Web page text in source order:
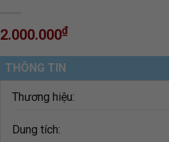
2.000.000₫
THÔNG TIN
Thương hiệu:
Dung tích: